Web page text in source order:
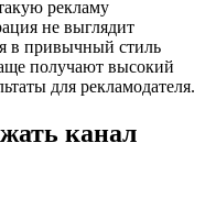
рекламу
не выглядит
в привычный стиль
получают высокий
для рекламодателя.
канал